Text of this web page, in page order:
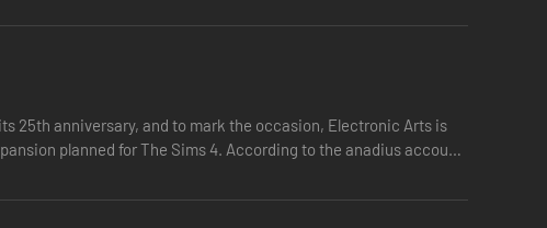
25th anniversary, and to mark the occasion, Electronic Arts is
planned for The Sims 4. According to the anadius account